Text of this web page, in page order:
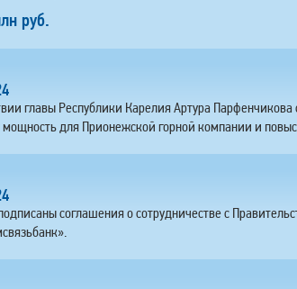
руб.
главы Республики Карелия Артура
мощность для Прионежской горной компании и
соглашения о сотрудничестве с